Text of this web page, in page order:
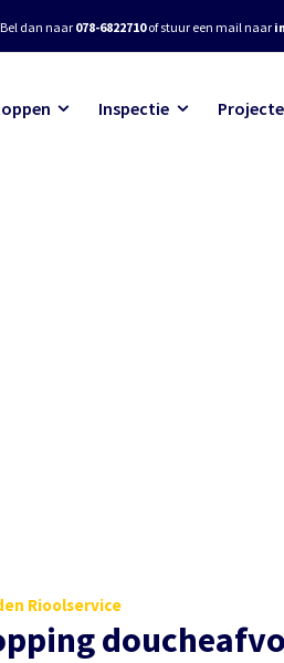
dan naar 078-6822710of stuur een mail naar
Inspectie
Rioolservice